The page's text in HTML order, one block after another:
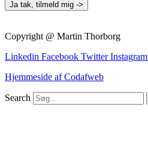
Ja tak, tilmeld mig ->
Copyright @ Martin Thorborg
Linkedin Facebook Twitter Instagram
Hjemmeside af Codafweb
Search